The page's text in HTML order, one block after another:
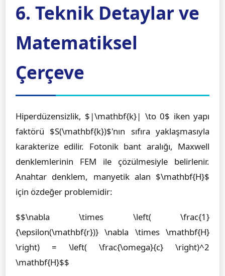
6. Teknik Detaylar ve
Matematiksel
Çerçeve
Hiperdüzensizlik, $|\mathbf{k}| \to 0$ iken yapı
faktörü $S(\mathbf{k})$'nın sıfıra yaklaşmasıyla
karakterize edilir. Fotonik bant aralığı, Maxwell
denklemlerinin FEM ile çözülmesiyle belirlenir.
Anahtar denklem, manyetik alan $\mathbf{H}$
için özdeğer problemidir:
$$\nabla \times \left( \frac{1}
{\epsilon(\mathbf{r})} \nabla \times \mathbf{H}
\right) = \left( \frac{\omega}{c} \right)^2
\mathbf{H}$$